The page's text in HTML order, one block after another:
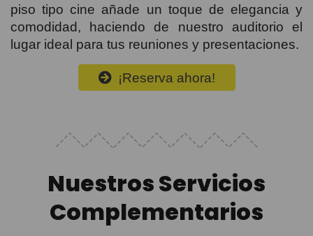
piso tipo cine añade un toque de elegancia y
comodidad, haciendo de nuestro auditorio el
lugar ideal para tus reuniones y presentaciones.
¡Reserva ahora!
Nuestros Servicios
Complementarios